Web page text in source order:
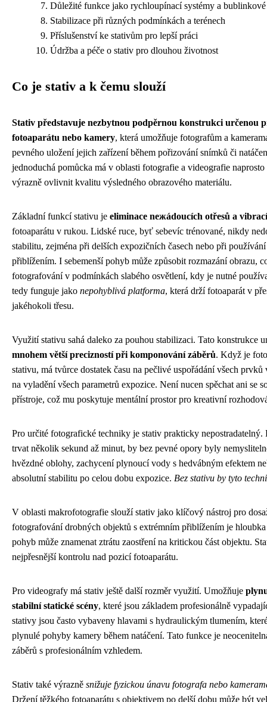
Důležité funkce jako rychloupínací systémy a
Stabilizace při různých podmínkách a terénech
Příslušenství ke stativům pro lepší práci
Údržba a péče o stativ pro dlouhou životnost
Co je stativ a k čemu slouží
Stativ představuje nezbytnou podpěrnou konstrukci určenou
fotoaparátu nebo kamery, která umožňuje fotografům a
pevného uložení jejich zařízení během pořizování snímků či
jednoduchá pomůcka má v oblasti fotografie a videografie
výrazně ovlivnit kvalitu výsledného obrazového materiálu.
Základní funkcí stativu je eliminace nежádoucích otřesů a vibrací
fotoaparátu v rukou. Lidské ruce, byť sebevíc trénované, nikdy
stabilitu, zejména při delších expozičních časech nebo při
přiblížením. I sebemenší pohyb může způsobit rozmazání obrazu,
fotografování v podmínkách slabého osvětlení, kdy je nutné
tedy funguje jako nepohyblivá platforma, která drží fotoaparát v
jakéhokoli třesu.
Využití stativu sahá daleko za pouhou stabilizaci. Tato konstrukce
mnohem větší precizností při komponování záběrů. Když je
stativu, má tvůrce dostatek času na pečlivé uspořádání všech
na vyladění všech parametrů expozice. Není nucen spěchat ani se
přístroje, což mu poskytuje mentální prostor pro kreativní
Pro určité fotografické techniky je stativ prakticky
trvat několik sekund až minut, by bez pevné opory byly
hvězdné oblohy, zachycení plynoucí vody s hedvábným efektem
absolutní stabilitu po celou dobu expozice. Bez stativu by tyto
V oblasti makrofotografie slouží stativ jako klíčový nástroj pro
fotografování drobných objektů s extrémním přiblížením je
pohyb může znamenat ztrátu zaostření na kritickou část objektu.
nejpřesnější kontrolu nad pozicí fotoaparátu.
Pro videografy má stativ ještě další rozměr využití. Umožňuje
stabilní statické scény, které jsou základem profesionálně
stativy jsou často vybaveny hlavami s hydraulickým tlumením,
plynulé pohyby kamery během natáčení. Tato funkce je
záběrů s profesionálním vzhledem.
Stativ také výrazně snižuje fyzickou únavu fotografa nebo
Držení těžkého fotoaparátu s objektivem po delší dobu může být